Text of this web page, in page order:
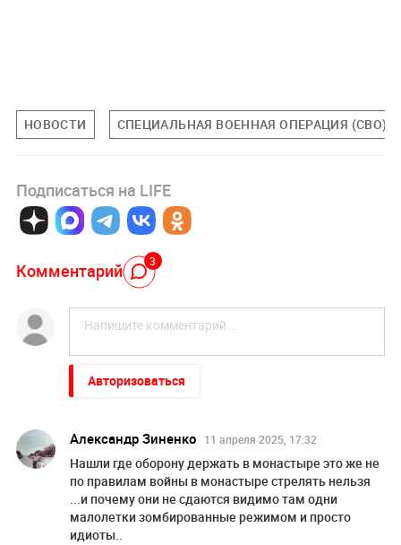
НОВОСТИ СПЕЦИАЛЬНАЯ ВОЕННАЯ ОПЕРАЦИЯ (СВО)
Подписаться на LIFE
Комментарий 3
Авторизоваться
Александр Зиненко 11 апреля 2025, 17:32
Нашли где оборону держать в монастыре это же не
по правилам войны в монастыре стрелять нельзя
...и почему они не сдаются видимо там одни
малолетки зомбированные режимом и просто
идиоты..